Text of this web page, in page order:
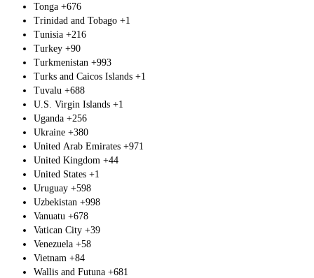
Tonga +676
Trinidad and Tobago +1
Tunisia +216
Turkey +90
Turkmenistan +993
Turks and Caicos Islands +1
Tuvalu +688
U.S. Virgin Islands +1
Uganda +256
Ukraine +380
United Arab Emirates +971
United Kingdom +44
United States +1
Uruguay +598
Uzbekistan +998
Vanuatu +678
Vatican City +39
Venezuela +58
Vietnam +84
Wallis and Futuna +681